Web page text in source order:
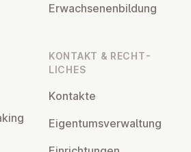
Er­wach­sen­en­bildung
KONTAKT & RECHT­
LICHES
Kontakte
Ei­gentums­ver­wal­tung